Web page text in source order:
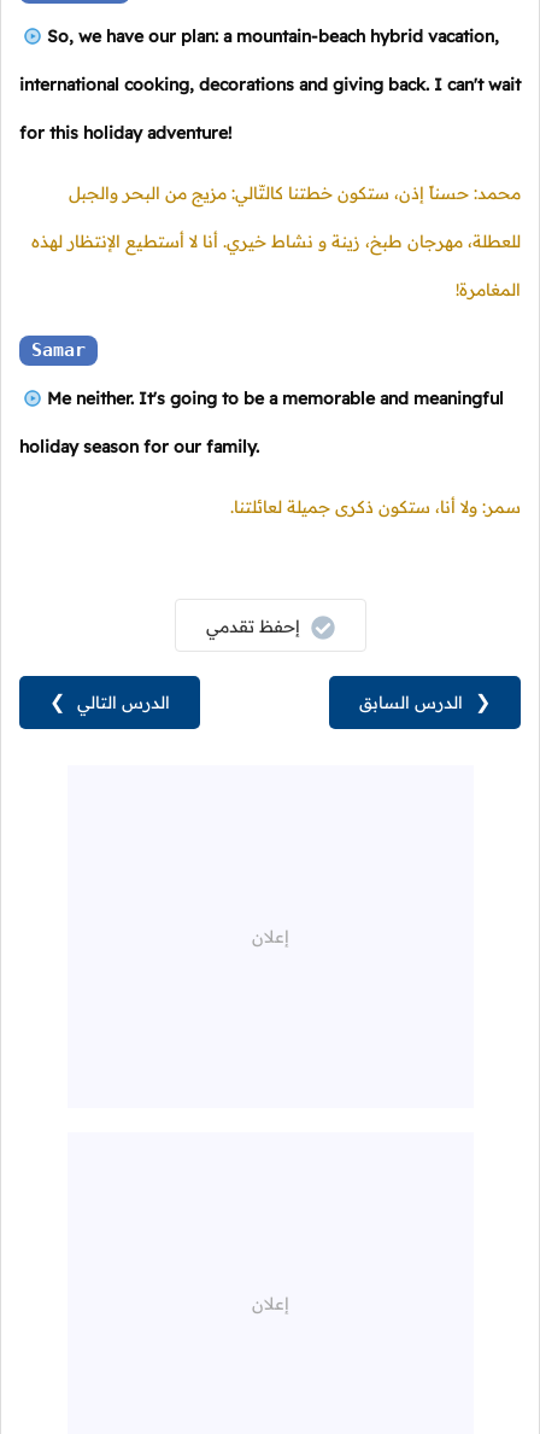
So, we have our plan: a mountain-beach hybrid vacation,
international cooking, decorations and giving back. I can't wait
for this holiday adventure!
محمد: حسناً إذن، ستكون خطتنا كالتّالي: مزيج من البحر والجبل
للعطلة، مهرجان طبخ، زينة و نشاط خيري. أنا لا أستطيع الإنتظار لهذه
المغامرة!
Samar
Me neither. It's going to be a memorable and meaningful
holiday season for our family.
سمر: ولا أنا، ستكون ذكرى جميلة لعائلتنا.
الدرس التالي ❯
إحفظ تقدمي
❮ الدرس السابق